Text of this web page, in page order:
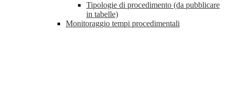
Tipologie di procedimento (da pubblicare
in tabelle)
Monitoraggio tempi procedimentali